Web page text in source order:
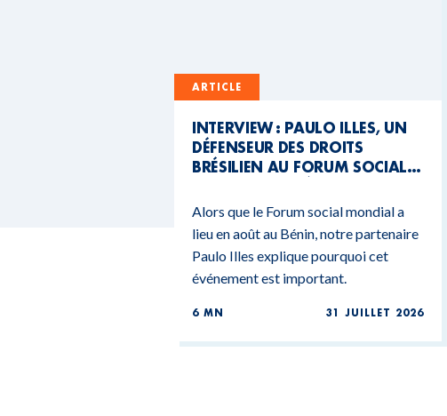
ARTICLE
INTERVIEW : PAULO ILLES, UN
DÉFENSEUR DES DROITS
BRÉSILIEN AU FORUM SOCIAL
Alors que le Forum social mondial a
lieu en août au Bénin, notre partenaire
Paulo Illes explique pourquoi cet
événement est important.
6 MN 31 JUILLET 2026